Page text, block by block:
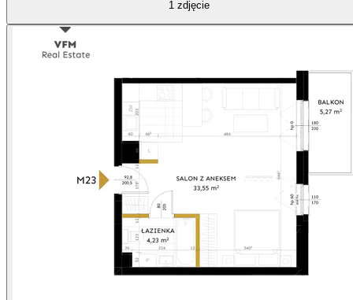
1 zdjęcie